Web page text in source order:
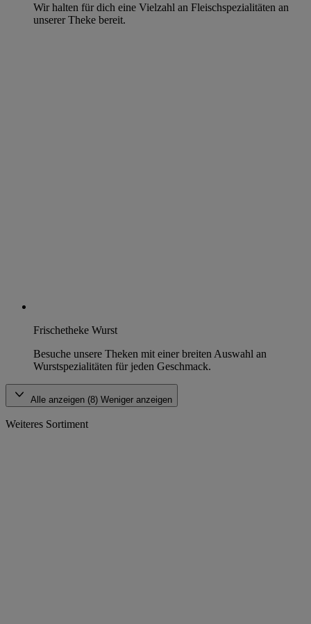
Wir halten für dich eine Vielzahl an Fleischspezialitäten an
unserer Theke bereit.
Frischetheke Wurst
Besuche unsere Theken mit einer breiten Auswahl an
Wurstspezialitäten für jeden Geschmack.
Alle anzeigen (8) Weniger anzeigen
Weiteres Sortiment